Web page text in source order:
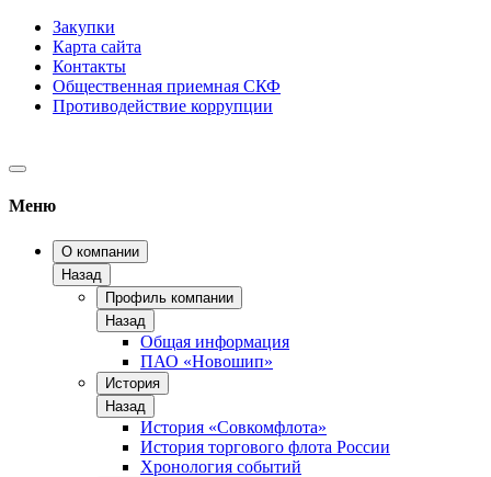
Закупки
Карта сайта
Контакты
Общественная приемная СКФ
Противодействие коррупции
Меню
О компании
Назад
Профиль компании
Назад
Общая информация
ПАО «Новошип»
История
Назад
История «Совкомфлота»
История торгового флота России
Хронология событий